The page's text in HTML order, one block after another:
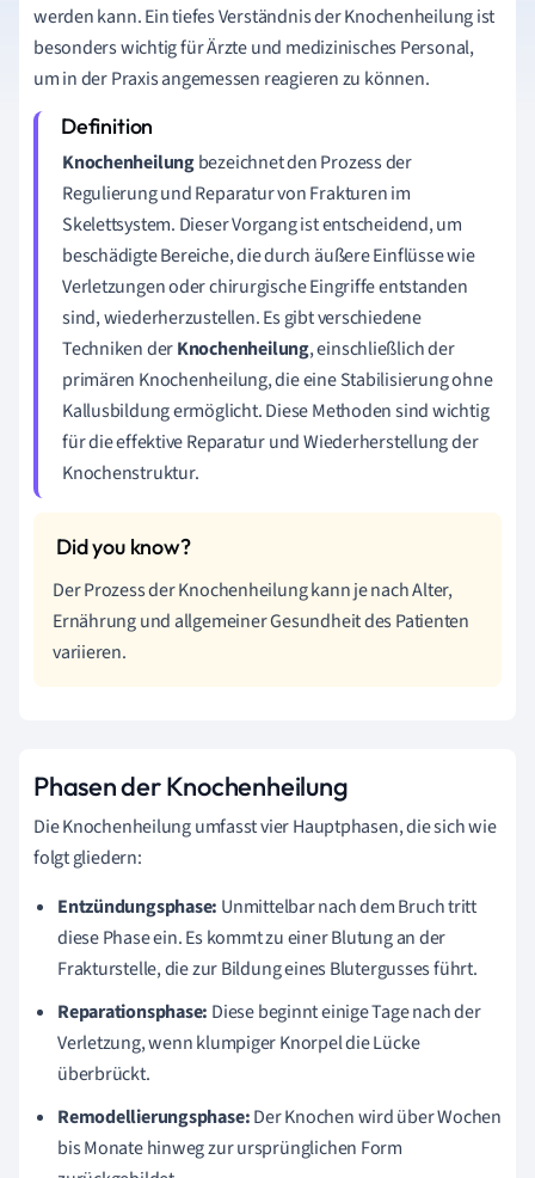
werden kann. Ein tiefes Verständnis der Knochenheilung ist
besonders wichtig für Ärzte und medizinisches Personal,
um in der Praxis angemessen reagieren zu können.
Knochenheilungbezeichnet den Prozess der
Regulierung und Reparatur von Frakturen im
Skelettsystem. Dieser Vorgang ist entscheidend, um
beschädigte Bereiche, die durch äußere Einflüsse wie
Verletzungen oder chirurgische Eingriffe entstanden
sind, wiederherzustellen. Es gibt verschiedene
Techniken derKnochenheilung, einschließlich der
primären Knochenheilung, die eine Stabilisierung ohne
Kallusbildung ermöglicht. Diese Methoden sind wichtig
für die effektive Reparatur und Wiederherstellung der
Knochenstruktur.
Der Prozess der Knochenheilung kann je nach Alter,
Ernährung und allgemeiner Gesundheit des Patienten
variieren.
Phasen der Knochenheilung
Die Knochenheilung umfasst vier Hauptphasen, die sich wie
folgt gliedern:
Entzündungsphase: Unmittelbar nach dem Bruch tritt
diese Phase ein. Es kommt zu einer Blutung an der
Frakturstelle, die zur Bildung eines Blutergusses führt.
Reparationsphase: Diese beginnt einige Tage nach der
Verletzung, wenn klumpiger Knorpel die Lücke
überbrückt.
Remodellierungsphase:Der Knochen wird über Wochen
bis Monate hinweg zur ursprünglichen Form